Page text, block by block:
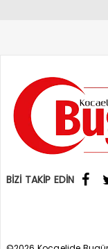
BİZİ TAKİP EDİN